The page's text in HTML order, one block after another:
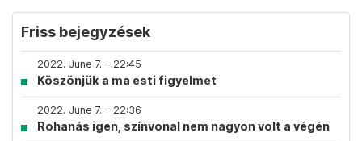
Friss bejegyzések
2022. June 7. – 22:45
Köszönjük a ma esti figyelmet
2022. June 7. – 22:36
Rohanás igen, színvonal nem nagyon volt a végén